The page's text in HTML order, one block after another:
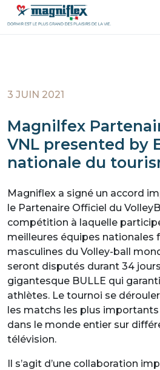
3 JUIN 2021
Magnilfex
VNL presented by
nationale du
Magniflex a signé un accord
le Partenaire Officiel du
compétition à laquelle
meilleures équipes nationales
masculines du Volley-ball
seront disputés durant 34
gigantesque BULLE qui
athlètes. Le tournoi se
les matchs les plus
dans le monde entier sur
télévision.
Il s’agit d’une collaboration